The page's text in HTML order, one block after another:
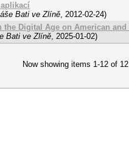
Bati ve Zlíně, 2012-02-24)
the Digital Age on American
Bati ve Zlíně, 2025-01-02)
Now showing items 1-12 of 12